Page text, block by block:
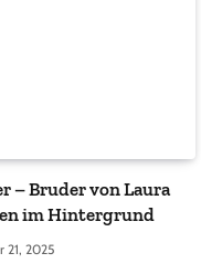
– Bruder von Laura
im Hintergrund
21, 2025